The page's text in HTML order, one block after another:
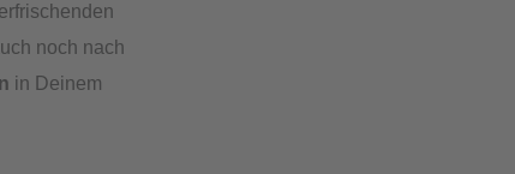
noch nach
in Deinem